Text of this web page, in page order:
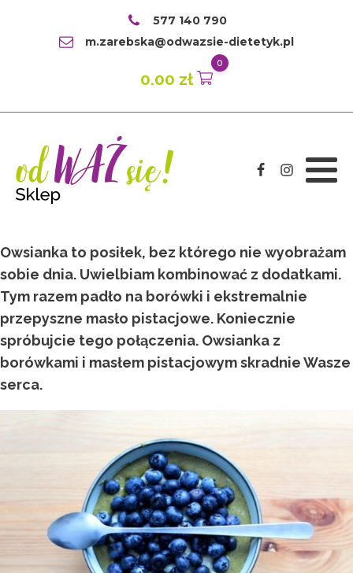
577 140 790
m.zarebska@odwazsie-dietetyk.pl
0.00 zł
0
Owsianka to posiłek, bez którego nie wyobrażam
sobie dnia. Uwielbiam kombinować z dodatkami.
Tym razem padło na borówki i ekstremalnie
przepyszne masło pistacjowe. Koniecznie
spróbujcie tego połączenia. Owsianka z
borówkami i masłem pistacjowym skradnie Wasze
serca.